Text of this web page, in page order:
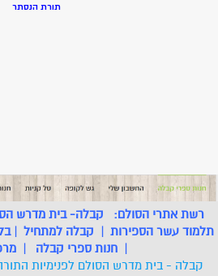
תורת הנסתר
רשת אתרי הסולם: קבלה- בית מדרש
תלמוד עשר הספירות | קבלה למתחיל |
| חנות ספרי קבלה |
קבלה - בית מדרש הסולם לפנימיות